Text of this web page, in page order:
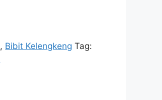
, Bibit Kelengkeng Tag: